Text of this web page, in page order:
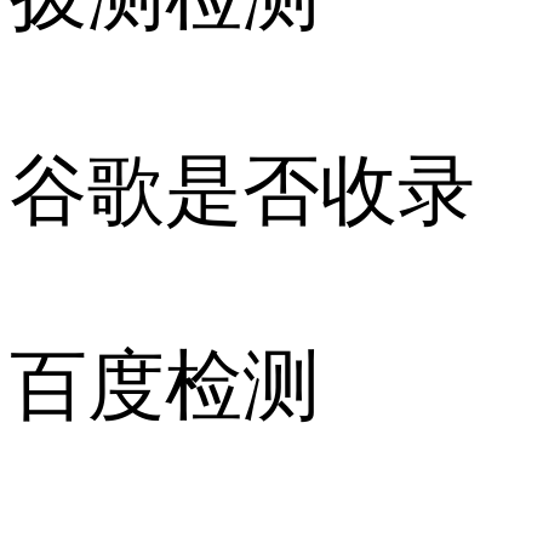
谷歌是否收录
百度检测